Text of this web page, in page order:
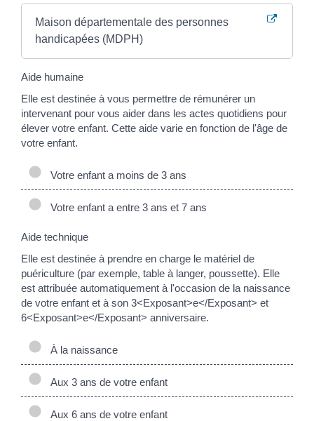
Maison départementale des personnes
handicapées (MDPH)
Aide humaine
Elle est destinée à vous permettre de rémunérer un
intervenant pour vous aider dans les actes quotidiens pour
élever votre enfant. Cette aide varie en fonction de l'âge de
votre enfant.
Votre enfant a moins de 3 ans
Votre enfant a entre 3 ans et 7 ans
Aide technique
Elle est destinée à prendre en charge le matériel de
puériculture (par exemple, table à langer, poussette). Elle
est attribuée automatiquement à l'occasion de la naissance
de votre enfant et à son 3<Exposant>e</Exposant> et
6<Exposant>e</Exposant> anniversaire.
À la naissance
Aux 3 ans de votre enfant
Aux 6 ans de votre enfant